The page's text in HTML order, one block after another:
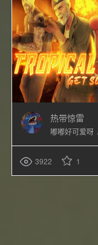
热带惊雷
嘟嘟好可爱呀
3922 1